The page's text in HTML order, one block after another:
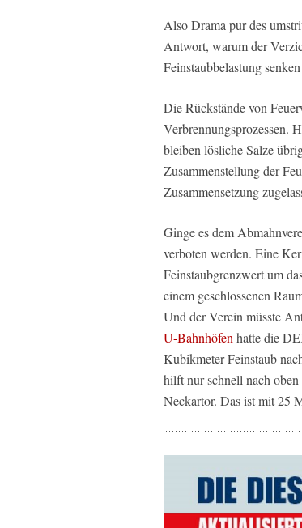
Also Drama pur des
Antwort, warum der
Feinstaubbelastung
Die Rückstände von
Verbrennungsprozessen.
bleiben lösliche Salze
Zusammenstellung der
Zusammensetzung
Ginge es dem
verboten werden. Eine
Feinstaubgrenzwert um
einem geschlossenen
Und der Verein müsste
U-Bahnhöfen hatte die
Kubikmeter Feinstaub
hilft nur schnell nach
Neckartor. Das ist mit 25